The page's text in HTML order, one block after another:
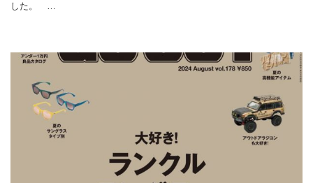
した。 …